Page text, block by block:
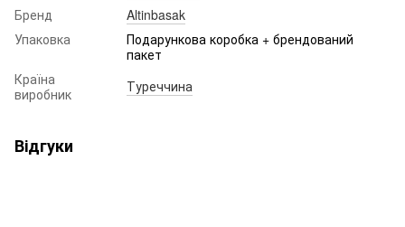
Бренд
Altinbasak
Упаковка
Подарункова коробка + брендований
пакет
Країна
виробник
Туреччина
Відгуки